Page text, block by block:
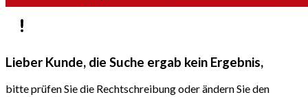
Lieber Kunde, die Suche ergab kein Ergebnis,
bitte prüfen Sie die Rechtschreibung oder ändern Sie den